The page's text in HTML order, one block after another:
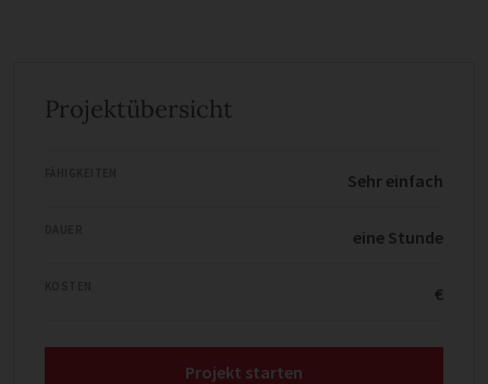
Projektübersicht
Sehr einfach
eine Stunde
€
Projekt starten